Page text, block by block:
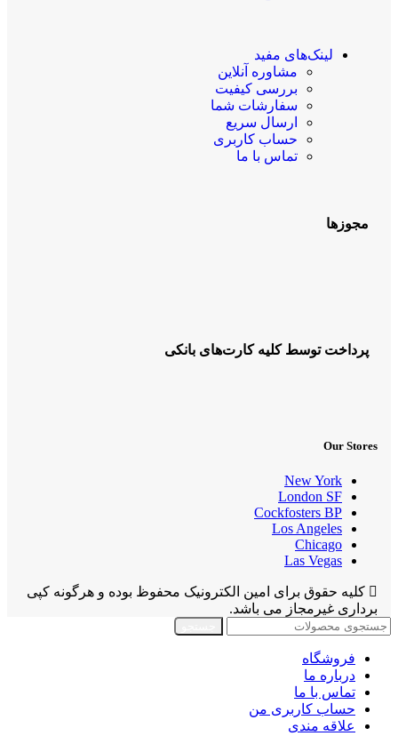
لینک‌های مفید
مشاوره آنلاین
بررسی کیفیت
سفارشات شما
ارسال سریع
حساب کاربری
تماس با ما
مجوزها
پرداخت توسط کلیه کارت‌های بانکی
Our Stores
New York
London SF
Cockfosters BP
Los Angeles
Chicago
Las Vegas
کلیه حقوق برای امین الکترونیک محفوظ بوده و هرگونه کپی
برداری غیرمجاز می باشد.
فروشگاه
درباره ما
تماس با ما
حساب کاربری من
علاقه مندی